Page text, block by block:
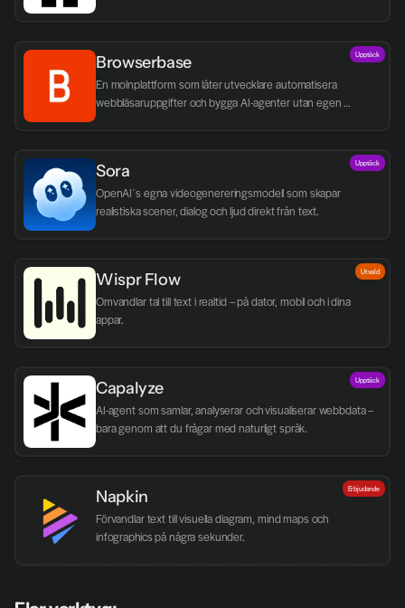
Browserbase
En molnplattform som låter utvecklare automatisera
webbläsaruppgifter och bygga AI-agenter utan egen
Upptäck
Sora
OpenAI´s egna videogenereringsmodell som skapar
realistiska scener, dialog och ljud direkt från text.
Upptäck
Wispr Flow
Omvandlar tal till text i realtid – på dator, mobil och i dina
appar.
Utvald
Capalyze
AI-agent som samlar, analyserar och visualiserar webbdata –
bara genom att du frågar med naturligt språk.
Upptäck
Napkin
Förvandlar text till visuella diagram, mind maps och
infographics på några sekunder.
Erbjudande